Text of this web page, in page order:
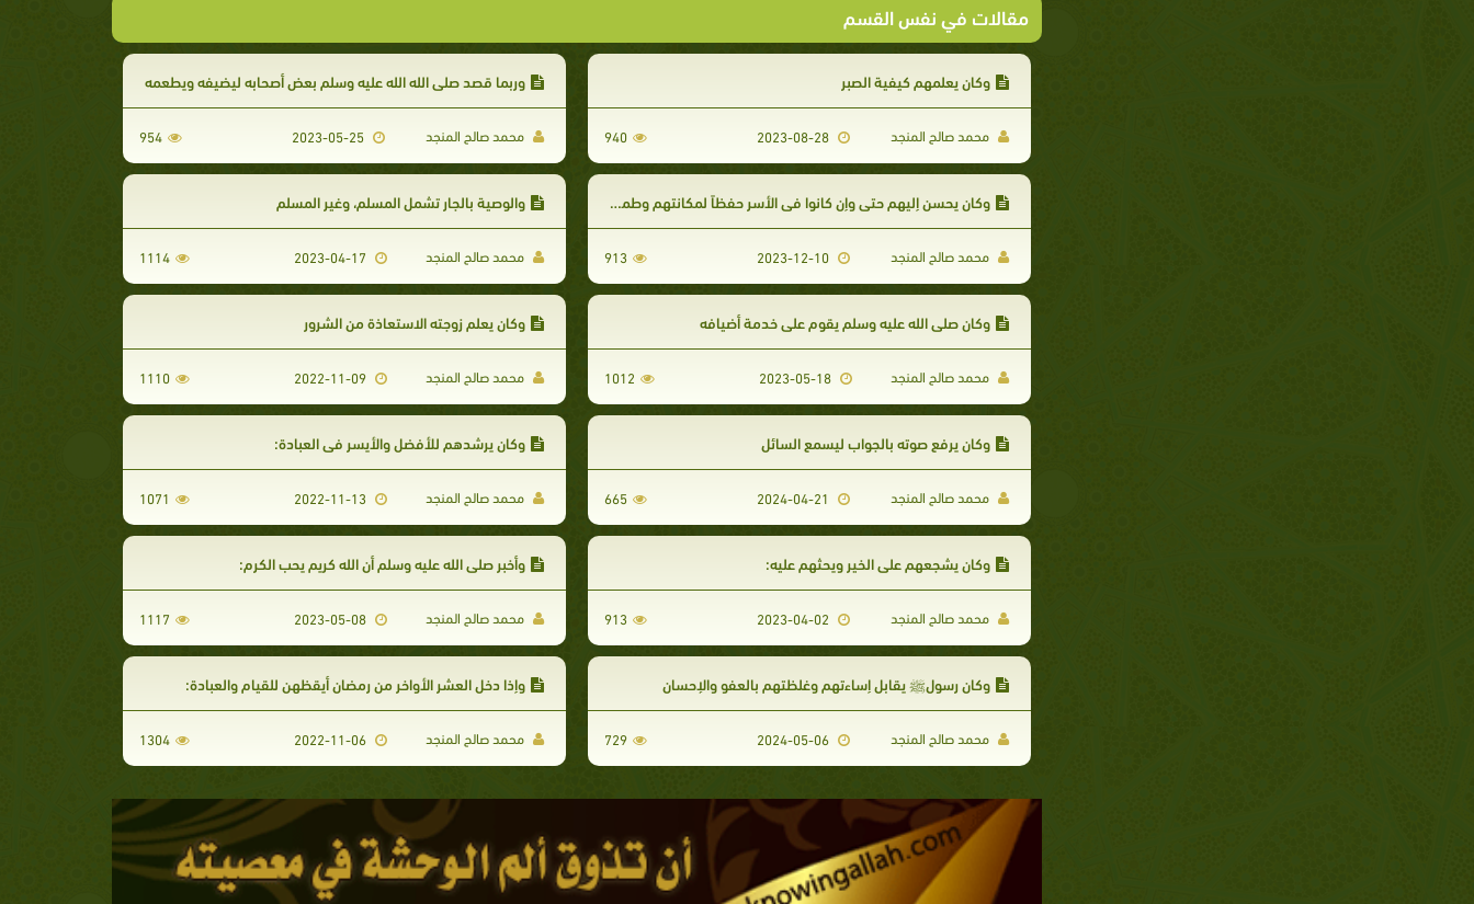
مقالات في نفس القسم
وكان يعلمهم كيفية الصبر
محمد صالح المنجد 2023-08-28
940
وربما قصد صلى الله الله عليه وسلم بعض أصحابه ليضيفه ويطعمه
محمد صالح المنجد 954
وكان يحسن إليهم حتى وإن كانوا في الأسر حفظاً لمكانتهم وطمعاً في إسلامهم
محمد صالح المنجد 2023-12-10
913
والوصية بالجار تشمل المسلم، وغير المسلم
محمد صالح المنجد 1114
وكان صلى الله عليه وسلم يقوم على خدمة أضيافه
محمد صالح المنجد 2023-05-18
1012
وكان يعلم زوجته الاستعاذة من الشرور
محمد صالح المنجد 2022-11-09
1110
وكان يرفع صوته بالجواب ليسمع السائل
محمد صالح المنجد 665
وكان يرشدهم للأفضل والأيسر في العبادة:
محمد صالح المنجد 2022-11-13
1071
وكان يشجعهم على الخير ويحثهم عليه:
محمد صالح المنجد 913
وأخبر صلى الله عليه وسلم أن الله كريم يحب الكرم:
محمد صالح المنجد 2023-05-08
1117
وكان رسولﷺ يقابل إساءتهم وغلظتهم بالعفو والإحسان
محمد صالح المنجد 2024-05-06
729
وإذا دخل العشر الأواخر من رمضان أيقظهن للقيام والعبادة:
محمد صالح المنجد 2022-11-06
1304